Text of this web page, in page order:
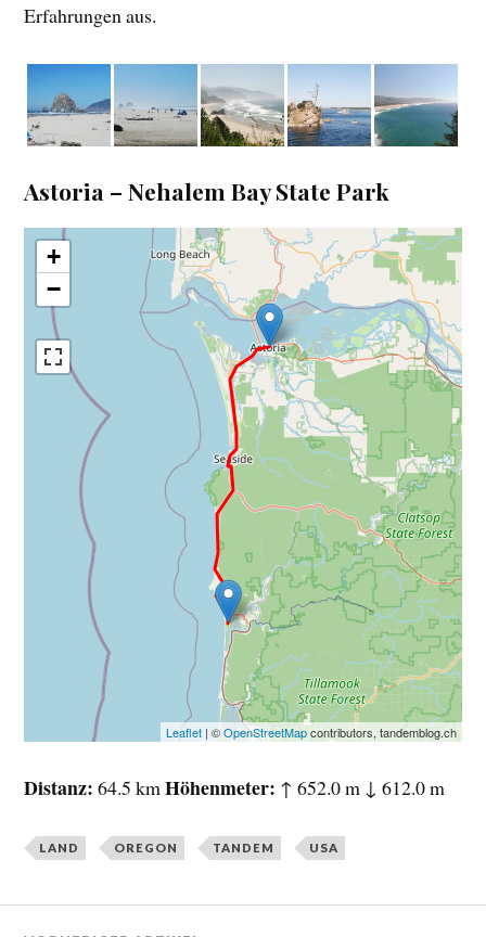
Erfahrungen aus.
Astoria – Nehalem Bay State Park
+
−
Leaflet| ©OpenStreetMapcontributors, tandemblog.ch
Distanz 64.5 km Höhenmeter ↑ 652.0 m ↓ 612.0 m
LAND OREGON TANDEM USA